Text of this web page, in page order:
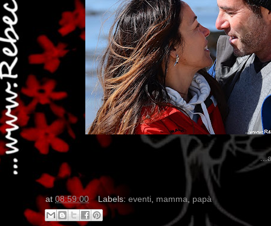
at 08:59:00 Labels: eventi, mamma, papà